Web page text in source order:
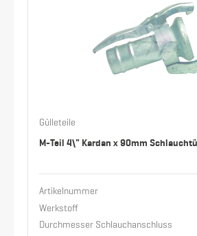
Gülleteile
M-Teil 4\" Kardan x 90mm
Artikelnummer
Werkstoff
Durchmesser Schlauchanschluss